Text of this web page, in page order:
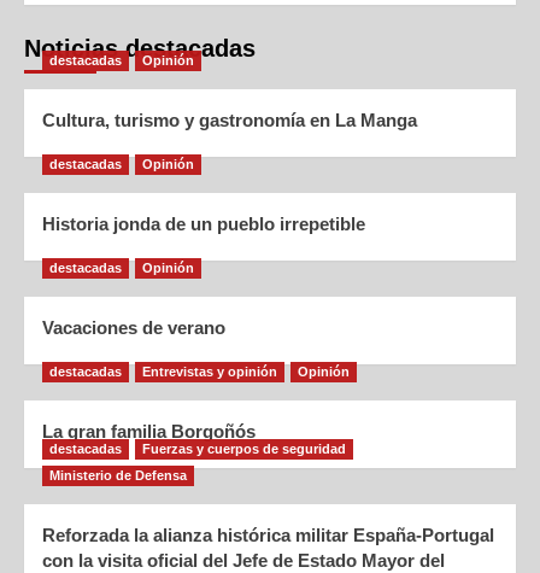
Noticias destacadas
destacadas Opinión
Cultura, turismo y gastronomía en La Manga
destacadas Opinión
Historia jonda de un pueblo irrepetible
destacadas Opinión
Vacaciones de verano
destacadas Entrevistas y opinión Opinión
La gran familia Borgoñós
destacadas
Fuerzas y cuerpos de seguridad
Ministerio de Defensa
Reforzada la alianza histórica militar España-Portugal
con la visita oficial del Jefe de Estado Mayor del